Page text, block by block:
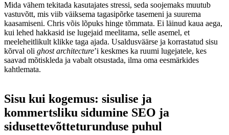
Mida vähem tekitada kasutajates stressi, seda soojemaks muutub
vastuvõtt, mis viib väiksema tagasipõrke tasemeni ja suurema
kaasamiseni. Chris võis lõpuks hinge tõmmata. Ei läinud kaua aega,
kui lehed hakkasid ise lugejaid meelitama, selle asemel, et
meeleheitlikult klikke taga ajada. Usaldusväärse ja korrastatud sisu
kõrval oli ghost architecture’i keskmes ka ruumi lugejatele, kes
saavad mõtiskleda ja vabalt otsustada, ilma oma eesmärkides
kahtlemata.
Sisu kui kogemus: sisulise ja
kommertsliku sidumine SEO ja
sidusettevõtteturunduse puhul